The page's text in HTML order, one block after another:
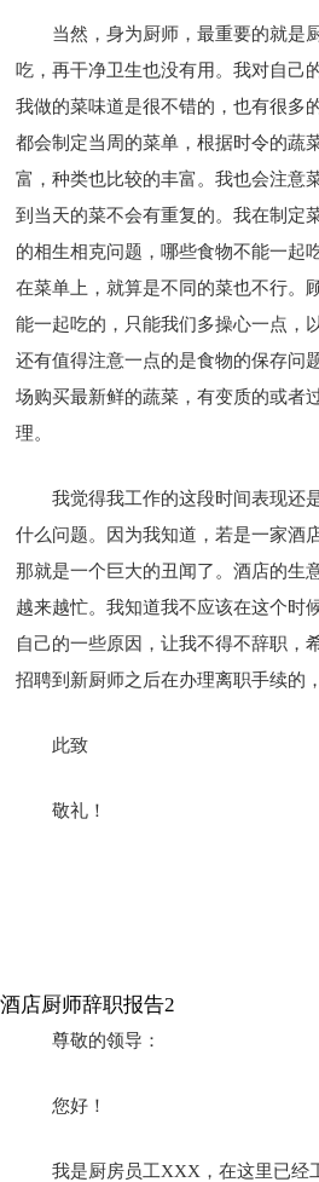
当然，身为厨师，最重要的就是
吃，再干净卫生也没有用。我对自己
我做的菜味道是很不错的，也有很多
都会制定当周的菜单，根据时令的蔬
富，种类也比较的丰富。我也会注意
到当天的菜不会有重复的。我在制定
的相生相克问题，哪些食物不能一起
在菜单上，就算是不同的菜也不行。
能一起吃的，只能我们多操心一点，
还有值得注意一点的是食物的保存问
场购买最新鲜的蔬菜，有变质的或者
理。
我觉得我工作的这段时间表现还
什么问题。因为我知道，若是一家酒
那就是一个巨大的丑闻了。酒店的生
越来越忙。我知道我不应该在这个时
自己的一些原因，让我不得不辞职，
招聘到新厨师之后在办理离职手续的
此致
敬礼！
酒店厨师辞职报告2
尊敬的领导：
您好！
我是厨房员工XXX，在这里已经